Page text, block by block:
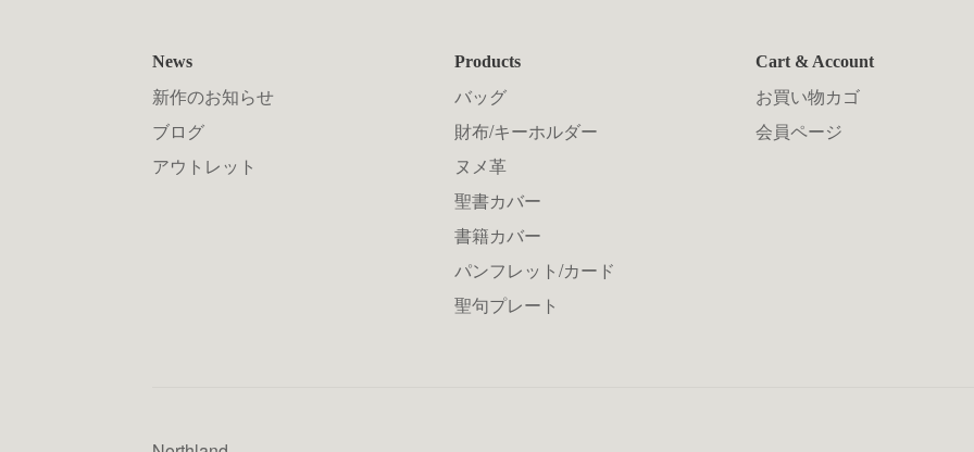
News
新作のお知らせ
ブログ
アウトレット
Products
バッグ
財布/キーホルダー
ヌメ革
聖書カバー
書籍カバー
パンフレット/カード
聖句プレート
Cart & Account
お買い物カゴ
会員ページ